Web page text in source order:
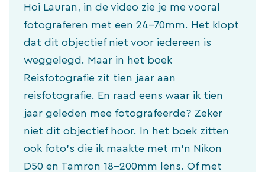
Hoi Lauran, in de video zie je me vooral
fotograferen met een 24-70mm. Het klopt
dat dit objectief niet voor iedereen is
weggelegd. Maar in het boek
Reisfotografie zit tien jaar aan
reisfotografie. En raad eens waar ik tien
jaar geleden mee fotografeerde? Zeker
niet dit objectief hoor. In het boek zitten
ook foto’s die ik maakte met m’n Nikon
D50 en Tamron 18-200mm lens. Of met